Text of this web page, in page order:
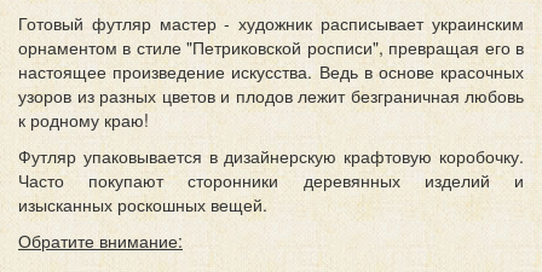
Готовый футляр мастер - художник расписывает украинским
орнаментом в стиле "Петриковской росписи", превращая его в
настоящее произведение искусства. Ведь в основе красочных
узоров из разных цветов и плодов лежит безграничная любовь
к родному краю!
Футляр упаковывается в дизайнерскую крафтовую коробочку.
Часто покупают сторонники деревянных изделий и
изысканных роскошных вещей.
Обратите внимание: